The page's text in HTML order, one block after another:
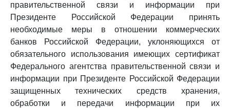
правительственной связи и информации при
Президенте Российской Федерации принять
необходимые меры в отношении коммерческих
банков Российской Федерации, уклоняющихся от
обязательного использования имеющих сертификат
Федерального агентства правительственной связи и
информации при Президенте Российской Федерации
защищенных технических средств хранения,
обработки и передачи информации при их